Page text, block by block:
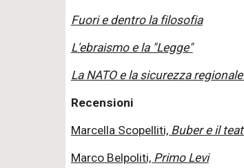
Fuori e dentro la filosofia
L'ebraismo e la "Legge"
La NATO e la sicurezza
Recensioni
Marcella Scopelliti, Buber e il
Marco Belpoliti, Primo Levi